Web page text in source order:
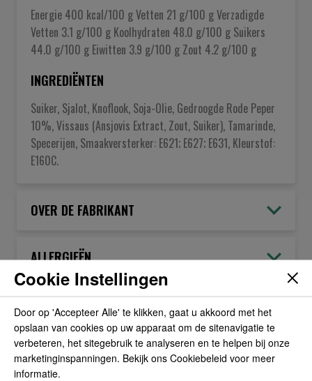
Energie 400 kcal/100 g Vetten 21 g/100 g Verzadigde
Vetten 3.1 g/100 g Koolhydraten 48.0 g/100 g Suikers
44.0 g/100 g Eiwitten 3.9 g/100 g Zout 4.2 g/100 g
INGREDIËNTEN
Suiker, Sjalot, Knoflook, Soja-Olie, Gedroogde Rode Peper
10%, Vissaus (Ansjovis Extract, Zout, Suiker), Tamarinde,
Specerijen, Smaakversterker: E621; E627; E631, Kleurstof:
E160C.
OVER DE FABRIKANT
ALLERGIEËN
OVERIGE INFORMATIE
Cookie Instellingen
Door op 'Accepteer Alle' te klikken, gaat u akkoord met het
opslaan van cookies op uw apparaat om de sitenavigatie te
verbeteren, het sitegebruik te analyseren en te helpen bij onze
marketinginspanningen. Bekijk ons Cookiebeleid voor meer
informatie.